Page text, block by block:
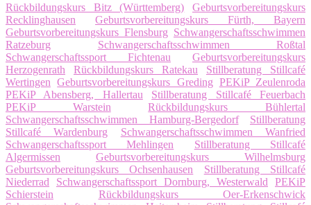
Rückbildungskurs Bitz (Württemberg)
Geburtsvorbereitungskurs
Recklinghausen
Geburtsvorbereitungskurs Fürth, Bayern
Geburtsvorbereitungskurs Flensburg Schwangerschaftsschwimmen
Ratzeburg
Schwangerschaftsschwimmen Roßtal
Schwangerschaftssport Fichtenau
Geburtsvorbereitungskurs
Herzogenrath
Rückbildungskurs Ratekau
Stillberatung Stillcafé
Wertingen
Geburtsvorbereitungskurs Greding PEKiP Zeulenroda
PEKiP Abensberg, Hallertau
Stillberatung Stillcafé Feuerbach
PEKiP Warstein
Rückbildungskurs Bühlertal
Schwangerschaftsschwimmen Hamburg-Bergedorf
Stillberatung
Stillcafé Wardenburg
Schwangerschaftsschwimmen Wanfried
Schwangerschaftssport Mehlingen
Stillberatung Stillcafé
Algermissen
Geburtsvorbereitungskurs Wilhelmsburg
Geburtsvorbereitungskurs Ochsenhausen
Stillberatung Stillcafé
Niederrad
Schwangerschaftssport Dornburg, Westerwald
PEKiP
Schierstein
Rückbildungskurs Oer-Erkenschwick